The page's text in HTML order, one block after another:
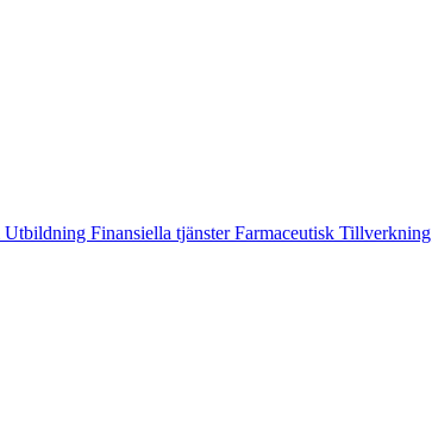
Utbildning Finansiella tjänsterFarmaceutisk Tillverkning